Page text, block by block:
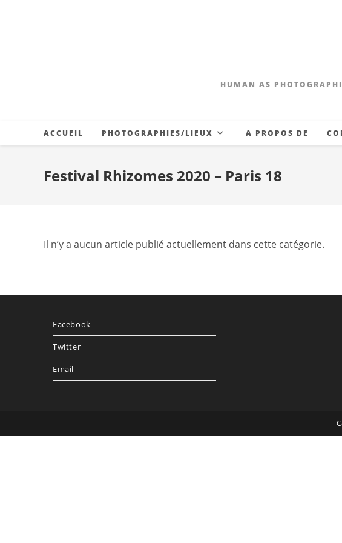
HUMAN AS
ACCUEIL PHOTOGRAPHIES/LIEUX A PROPOS DE
Festival Rhizomes 2020 – Paris 18
Il n’y a aucun article publié actuellement dans cette catégorie.
Facebook
Twitter
Email